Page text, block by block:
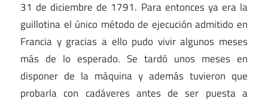
31 de diciembre de 1791. Para entonces ya era la
guillotina el único método de ejecución admitido en
Francia y gracias a ello pudo vivir algunos meses
más de lo esperado. Se tardó unos meses en
disponer de la máquina y además tuvieron que
probarla con cadáveres antes de ser puesta a